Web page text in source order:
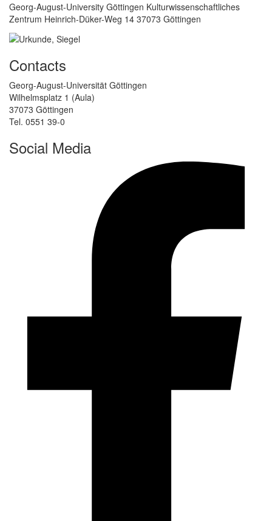
Georg-August-University Göttingen Kulturwissenschaftliches
Zentrum Heinrich-Düker-Weg 14 37073 Göttingen
Contacts
Georg-August-Universität Göttingen
Wilhelmsplatz 1 (Aula)
37073 Göttingen
Tel. 0551 39-0
Social Media